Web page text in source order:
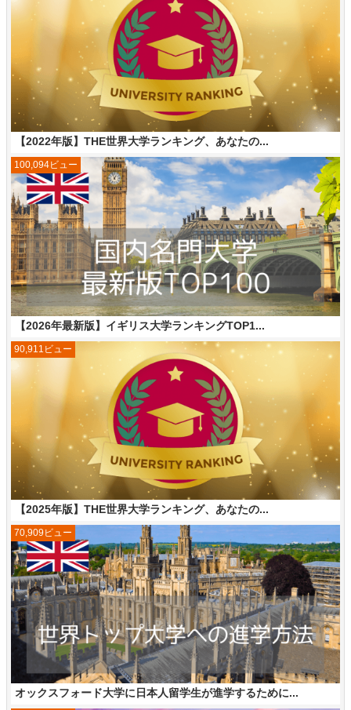
【2022年版】THE世界大学ランキング、あなたの...
【2026年最新版】イギリス大学ランキングTOP1...
100,094ビュー
【2025年版】THE世界大学ランキング、あなたの...
90,911ビュー
オックスフォード大学に日本人留学生が進学するために...
70,909ビュー